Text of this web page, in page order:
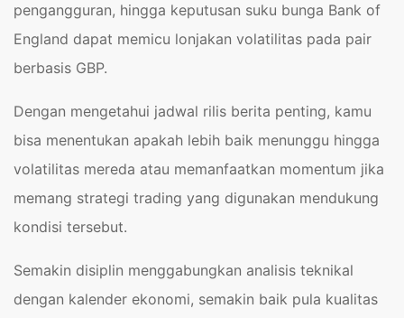
pengangguran, hingga keputusan suku bunga Bank of
England dapat memicu lonjakan volatilitas pada pair
berbasis GBP.
Dengan mengetahui jadwal rilis berita penting, kamu
bisa menentukan apakah lebih baik menunggu hingga
volatilitas mereda atau memanfaatkan momentum jika
memang strategi trading yang digunakan mendukung
kondisi tersebut.
Semakin disiplin menggabungkan analisis teknikal
dengan kalender ekonomi, semakin baik pula kualitas